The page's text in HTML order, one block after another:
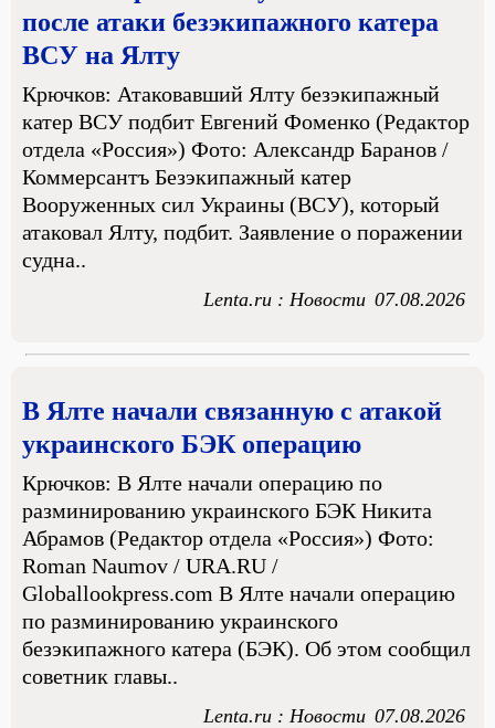
после атаки безэкипажного катера
ВСУ на Ялту
Крючков: Атаковавший Ялту безэкипажный
катер ВСУ подбит Евгений Фоменко (Редактор
отдела «Россия») Фото: Александр Баранов /
Коммерсантъ Безэкипажный катер
Вооруженных сил Украины (ВСУ), который
атаковал Ялту, подбит. Заявление о поражении
судна..
Lenta.ru : Новости 07.08.2026
В Ялте начали связанную с атакой
украинского БЭК операцию
Крючков: В Ялте начали операцию по
разминированию украинского БЭК Никита
Абрамов (Редактор отдела «Россия») Фото:
Roman Naumov / URA.RU /
Globallookpress.com В Ялте начали операцию
по разминированию украинского
безэкипажного катера (БЭК). Об этом сообщил
советник главы..
Lenta.ru : Новости 07.08.2026